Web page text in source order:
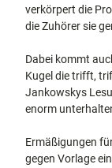
verkörpert die
die Zuhörer sie
Dabei kommt
Kugel die trifft,
Jankowskys
enorm
Ermäßigungen
gegen Vorlage